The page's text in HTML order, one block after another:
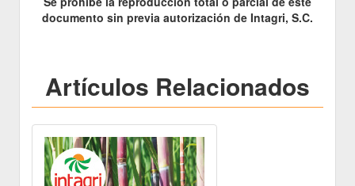
documento sin previa autorización de Intagri, S.C.
Artículos Relacionados